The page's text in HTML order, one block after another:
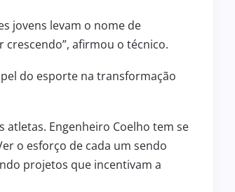
jovens levam o nome de
afirmou o técnico.
do esporte na transformação
atletas. Engenheiro Coelho tem se
o esforço de cada um sendo
projetos que incentivam a